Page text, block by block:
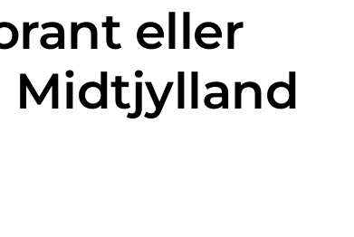
eller